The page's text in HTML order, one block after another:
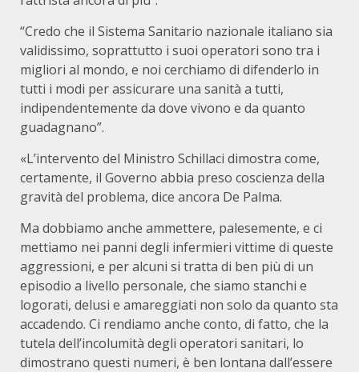
“Credo che il Sistema Sanitario nazionale italiano sia
validissimo, soprattutto i suoi operatori sono tra i
migliori al mondo, e noi cerchiamo di difenderlo in
tutti i modi per assicurare una sanità a tutti,
indipendentemente da dove vivono e da quanto
guadagnano”.
«L’intervento del Ministro Schillaci dimostra come,
certamente, il Governo abbia preso coscienza della
gravità del problema, dice ancora De Palma.
Ma dobbiamo anche ammettere, palesemente, e ci
mettiamo nei panni degli infermieri vittime di queste
aggressioni, e per alcuni si tratta di ben più di un
episodio a livello personale, che siamo stanchi e
logorati, delusi e amareggiati non solo da quanto sta
accadendo. Ci rendiamo anche conto, di fatto, che la
tutela dell’incolumità degli operatori sanitari, lo
dimostrano questi numeri, è ben lontana dall’essere